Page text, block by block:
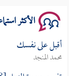
الأكثر
أقبل على نفسك
محمد المنجد